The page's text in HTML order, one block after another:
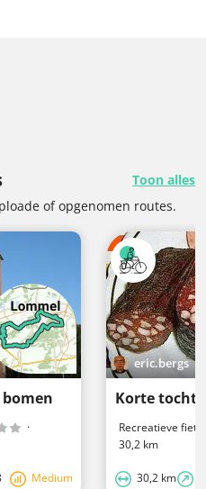
Toon alles
of opgenomen routes.
bomen
·
Medium
eric.bergs
Korte tocht
Recreatieve
30,2 km
30,2 km